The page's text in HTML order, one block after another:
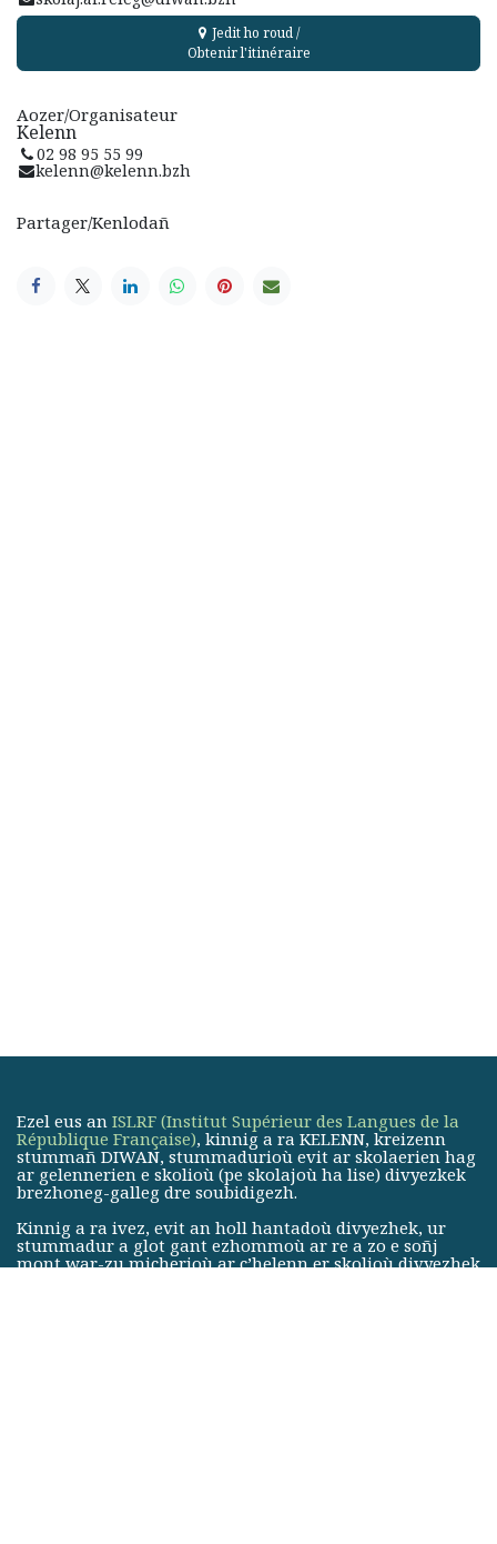
Jedit ho roud /
Obtenir l'itinéraire
Aozer/Organisateur
Kelenn
02 98 95 55 99
kelenn@kelenn.bzh
Partager/Kenlodañ
Ezel eus an ISLRF (Institut Supérieur des Langues de la
République Française), kinnig a ra KELENN, kreizenn
stummañ DIWAN, stummadurioù evit ar skolaerien hag
ar gelennerien e skolioù (pe skolajoù ha lise) divyezkek
brezhoneg-galleg dre soubidigezh.
Kinnig a ra ivez, evit an holl hantadoù divyezhek, ur
stummadur a glot gant ezhommoù ar re a zo e soñj
mont war-zu micherioù ar c’helenn er skolioù divyezhek